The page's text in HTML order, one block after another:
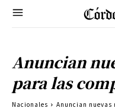
Anuncian
para las
Nacionales
Anuncian